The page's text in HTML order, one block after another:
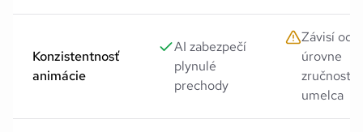
Konzistentnosť
animácie
AI zabezpečí
plynulé
prechody
Závisí od
úrovne
zručnosti
umelca